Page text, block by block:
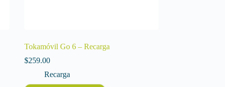
Tokamóvil Go 6 – Recarga
$259.00
Recarga